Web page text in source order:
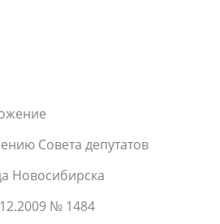
Совета депутатов
Новосибирска
№ 1484